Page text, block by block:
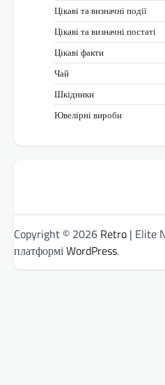
Цікаві та визначні події
Цікаві та визначні постаті
Цікаві факти
Чай
Шкідники
Ювелірні вироби
Copyright © 2026 Retro | Elite
платформіWordPress.